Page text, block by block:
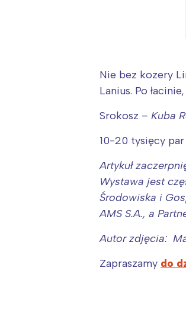
Nie bez kozery
Lanius. Po
Srokosz – Kuba
10-20 tysięcy
Artykuł
Wystawa jest
Środowiska i
AMS S.A., a
Autor zdjęcia:
Zapraszamy do